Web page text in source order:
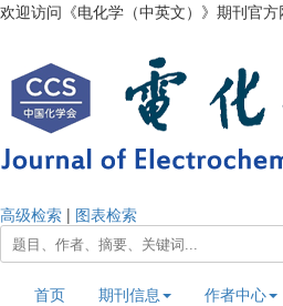
欢迎访问《电化学（中英文）》期刊官
高级检索 | 图表检索
首页 期刊信息
作者中心